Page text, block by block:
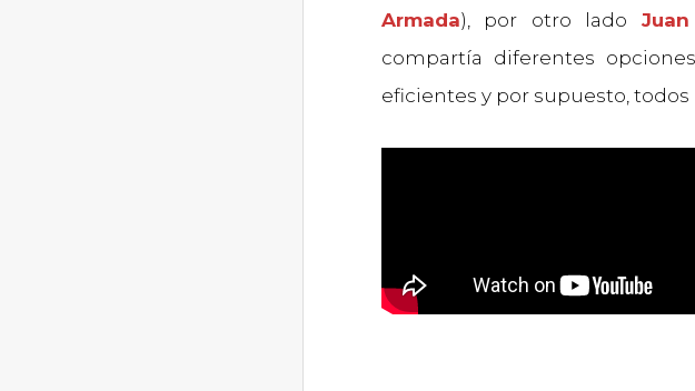
Armada), por otro lado
compartía diferentes
eficientes y por supuesto, todos